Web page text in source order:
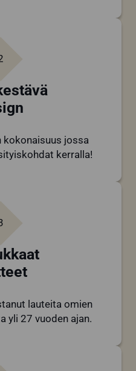
kokonaisuus jossa
kerralla!
lauteita omien
yli 27 vuoden ajan.